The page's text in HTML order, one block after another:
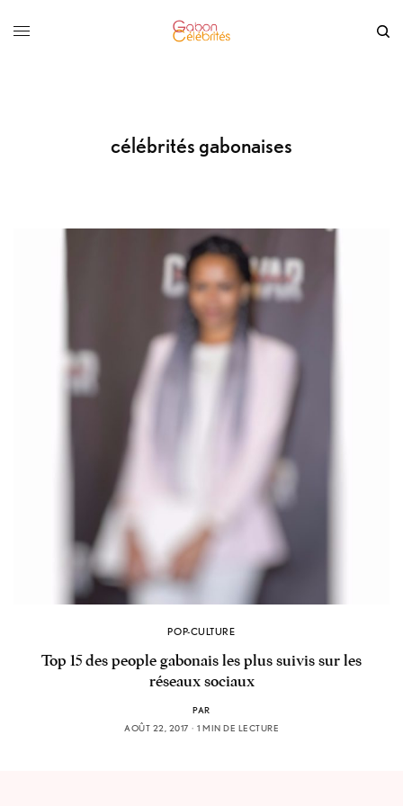
célébrités gabonaises
POP-CULTURE
Top 15 des people gabonais les plus suivis sur les
réseaux sociaux
PAR
AOÛT 22, 2017
1 MIN DE LECTURE